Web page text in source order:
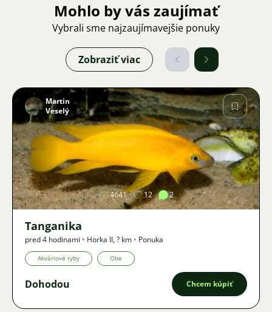
Mohlo by vás zaujímať
Vybrali sme najzaujímavejšie ponuky
Zobraziť viac
Obrázok
Martin
Veselý
4641 12 2
Tanganika
pred 4 hodinami • Horka II,? km • Ponuka
Akváriové ryby Obe
Dohodou Chcem kúpiť